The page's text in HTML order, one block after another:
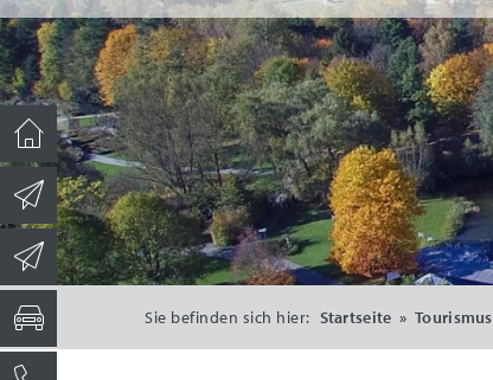
Sie befinden sich hier: Startseite » Tourismus